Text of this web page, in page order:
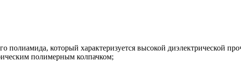
полиамида, который характеризуется высокой диэлектрической
полимерным колпачком;